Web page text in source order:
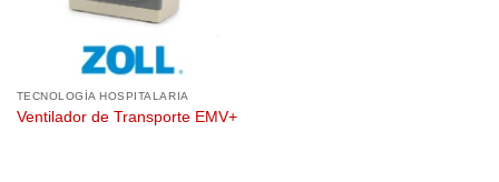
TECNOLOGÍA HOSPITALARIA
Ventilador de Transporte EMV+